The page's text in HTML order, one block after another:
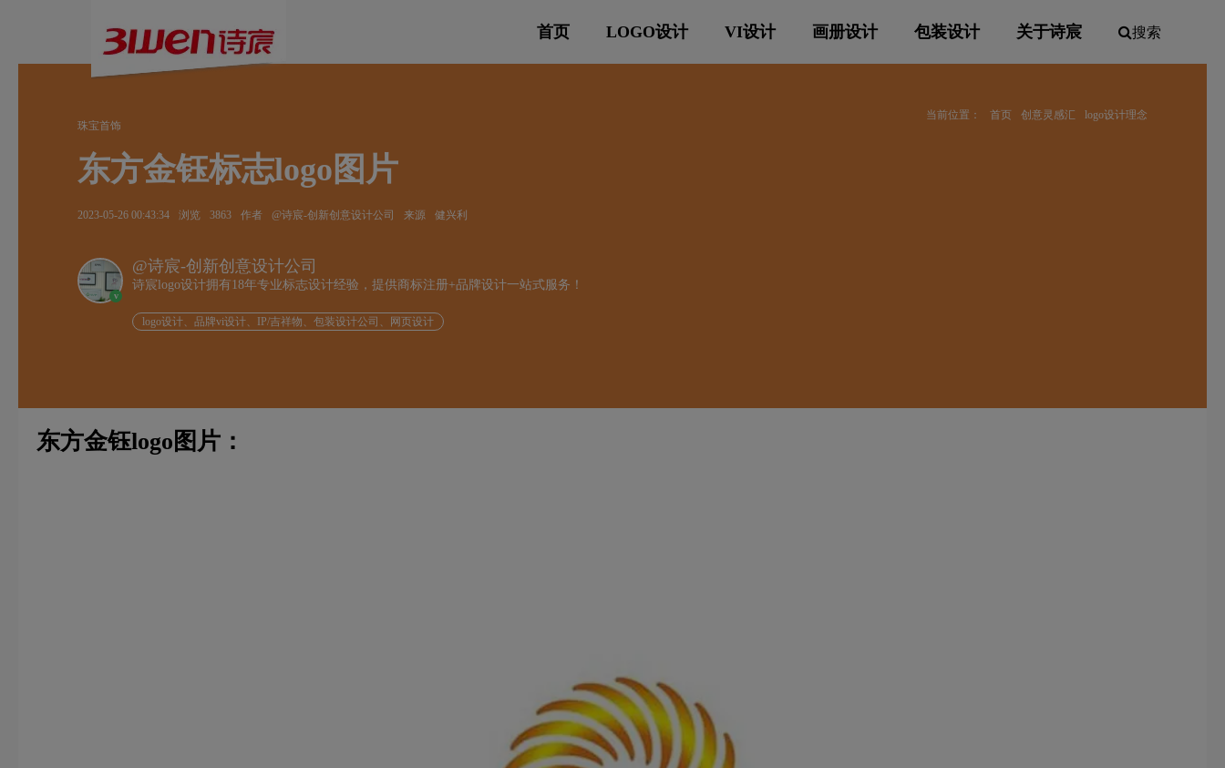
首页 LOGO设计 VI设计 画册设计 包装设计 关于诗宸 搜索
当前位置： 首页 创意灵感汇
logo设计理念
珠宝首饰
东方金钰标志logo图片
2023-05-26 00:43:34 浏览 3863 作者 @诗宸-创新创意设计公司 来源 健兴利
v
@诗宸-创新创意设计公司
诗宸logo设计拥有18年专业标志设计经验，提供商标注册+品牌设计一站式服务！
logo设计、品牌vi设计、IP/吉祥物、包装设计公司、网页设计
东方金钰logo图片：